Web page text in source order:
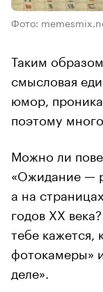
Фото:
Таким
смысловая
юмор,
поэтому
Можно ли
«Ожидание —
а на
годов XX
тебе кажется,
фотокамеры»
деле».